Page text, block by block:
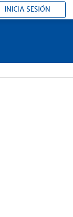
INICIA SESIÓN